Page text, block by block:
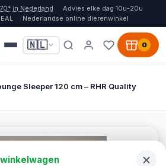
in Nederland
Advies elke dag 10u-20u
Nederlandse online dierenwinkel
🇳🇱 0
Sleeper 120 cm – RHR Quality